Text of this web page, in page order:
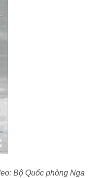
Bộ Quốc phòng Nga